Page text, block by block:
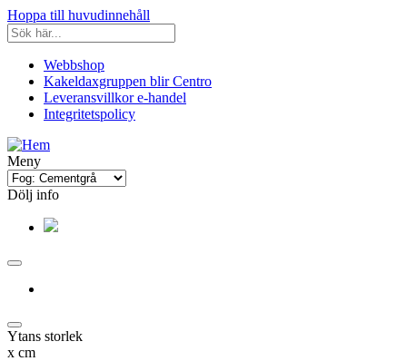
Hoppa till huvudinnehåll
Webbshop
Kakeldaxgruppen blir Centro
Leveransvillkor e-handel
Integritetspolicy
Meny
Dölj info
Ytans storlek
x cm